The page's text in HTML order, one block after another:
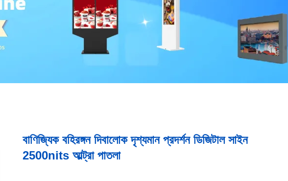
বাণিজ্যিক বহিরঙ্গন দিবালোক দৃশ্যমান প্রদর্শন ডিজিটাল সাইন
2500nits আল্ট্রা পাতলা